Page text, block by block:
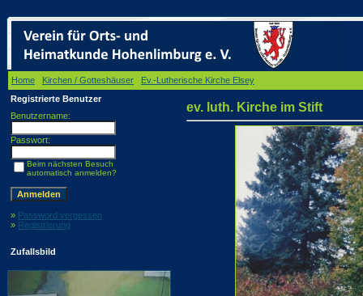
Home Kirchen / Gotteshäuser Ev.-Lutherische Kirche Elsey
Registrierte Benutzer
Benutzername:
Passwort:
Beim nächsten Besuch
automatisch anmelden?
» Password vergessen
» Registrierung
Zufallsbild
ev. luth. Kirche im Stift